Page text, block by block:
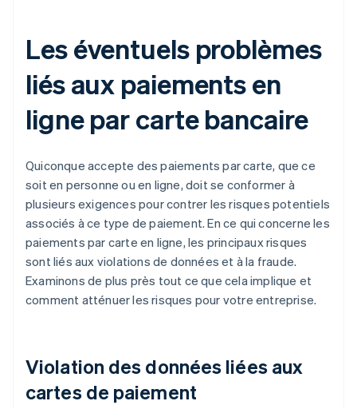
Les éventuels problèmes
liés aux paiements en
ligne par carte bancaire
Quiconque accepte des paiements par carte, que ce
soit en personne ou en ligne, doit se conformer à
plusieurs exigences pour contrer les risques potentiels
associés à ce type de paiement. En ce qui concerne les
paiements par carte en ligne, les principaux risques
sont liés aux violations de données et à la fraude.
Examinons de plus près tout ce que cela implique et
comment atténuer les risques pour votre entreprise.
Violation des données liées aux
cartes de paiement